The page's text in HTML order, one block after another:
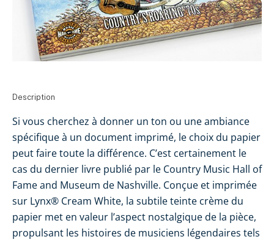
Description
Si vous cherchez à donner un ton ou une ambiance
spécifique à un document imprimé, le choix du papier
peut faire toute la différence. C’est certainement le
cas du dernier livre publié par le Country Music Hall of
Fame and Museum de Nashville. Conçue et imprimée
sur Lynx® Cream White, la subtile teinte crème du
papier met en valeur l’aspect nostalgique de la pièce,
propulsant les histoires de musiciens légendaires tels